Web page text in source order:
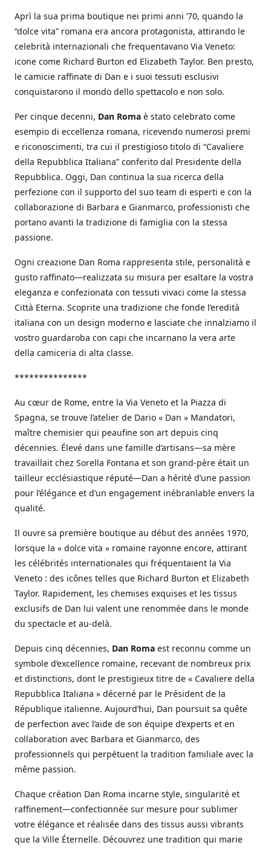
Aprì la sua prima boutique nei primi anni ’70, quando la
“dolce vita” romana era ancora protagonista, attirando le
celebrità internazionali che frequentavano Via Veneto:
icone come Richard Burton ed Elizabeth Taylor. Ben presto,
le camicie raffinate di Dan e i suoi tessuti esclusivi
conquistarono il mondo dello spettacolo e non solo.
Per cinque decenni, Dan Roma è stato celebrato come
esempio di eccellenza romana, ricevendo numerosi premi
e riconoscimenti, tra cui il prestigioso titolo di “Cavaliere
della Repubblica Italiana” conferito dal Presidente della
Repubblica. Oggi, Dan continua la sua ricerca della
perfezione con il supporto del suo team di esperti e con la
collaborazione di Barbara e Gianmarco, professionisti che
portano avanti la tradizione di famiglia con la stessa
passione.
Ogni creazione Dan Roma rappresenta stile, personalità e
gusto raffinato—realizzata su misura per esaltare la vostra
eleganza e confezionata con tessuti vivaci come la stessa
Città Eterna. Scoprite una tradizione che fonde l’eredità
italiana con un design moderno e lasciate che innalziamo il
vostro guardaroba con capi che incarnano la vera arte
della camiceria di alta classe.
***************
Au cœur de Rome, entre la Via Veneto et la Piazza di
Spagna, se trouve l’atelier de Dario « Dan » Mandatori,
maître chemisier qui peaufine son art depuis cinq
décennies. Élevé dans une famille d’artisans—sa mère
travaillait chez Sorella Fontana et son grand-père était un
tailleur ecclésiastique réputé—Dan a hérité d’une passion
pour l’élégance et d’un engagement inébranlable envers la
qualité.
Il ouvre sa première boutique au début des années 1970,
lorsque la « dolce vita » romaine rayonne encore, attirant
les célébrités internationales qui fréquentaient la Via
Veneto : des icônes telles que Richard Burton et Elizabeth
Taylor. Rapidement, les chemises exquises et les tissus
exclusifs de Dan lui valent une renommée dans le monde
du spectacle et au-delà.
Depuis cinq décennies, Dan Roma est reconnu comme un
symbole d’excellence romaine, recevant de nombreux prix
et distinctions, dont le prestigieux titre de « Cavaliere della
Repubblica Italiana » décerné par le Président de la
République italienne. Aujourd’hui, Dan poursuit sa quête
de perfection avec l’aide de son équipe d’experts et en
collaboration avec Barbara et Gianmarco, des
professionnels qui perpétuent la tradition familiale avec la
même passion.
Chaque création Dan Roma incarne style, singularité et
raffinement—confectionnée sur mesure pour sublimer
votre élégance et réalisée dans des tissus aussi vibrants
que la Ville Éternelle. Découvrez une tradition qui marie